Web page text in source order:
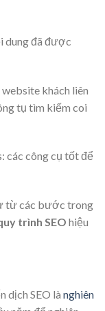
dung đã được
khách liên
tụ tìm kiếm coi
các công cụ tốt để
từ các bước trong
trình SEO hiệu
dịch SEO là nghiên